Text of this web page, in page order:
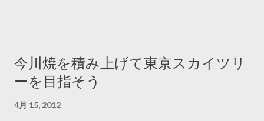
今川焼を積み上げて東京スカイツリ
ーを目指そう
4月 15, 2012